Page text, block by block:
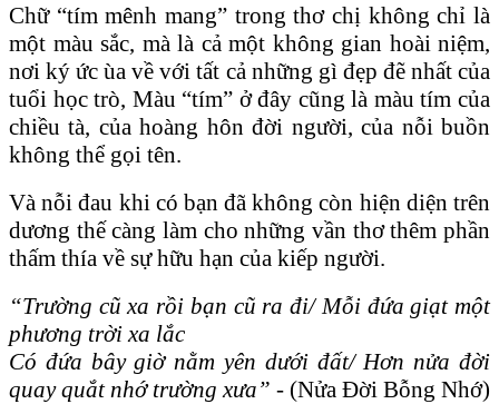
Chữ “tím mênh mang” trong thơ chị không chỉ là
một màu sắc, mà là cả một không gian hoài niệm,
nơi ký ức ùa về với tất cả những gì đẹp đẽ nhất của
tuổi học trò, Màu “tím” ở đây cũng là màu tím của
chiều tà, của hoàng hôn đời người, của nỗi buồn
không thể gọi tên.
Và nỗi đau khi có bạn đã không còn hiện diện trên
dương thế càng làm cho những vần thơ thêm phần
thấm thía về sự hữu hạn của kiếp người.
“Trường cũ xa rồi bạn cũ ra đi/ Mỗi đứa giạt một
phương trời xa lắc
Có đứa bây giờ nằm yên dưới đất/ Hơn nửa đời
quay quắt nhớ trường xưa” - (Nửa Đời Bỗng Nhớ)